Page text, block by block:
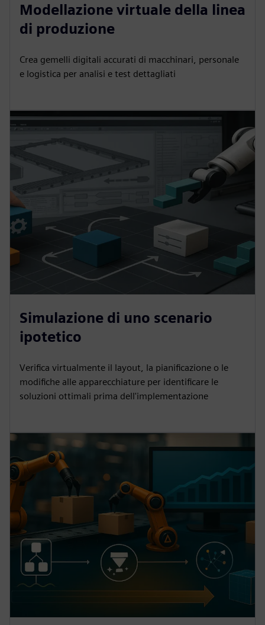
Modellazione virtuale della linea
di produzione
Crea gemelli digitali accurati di macchinari, personale
e logistica per analisi e test dettagliati
Simulazione di uno scenario
ipotetico
Verifica virtualmente il layout, la pianificazione o le
modifiche alle apparecchiature per identificare le
soluzioni ottimali prima dell'implementazione